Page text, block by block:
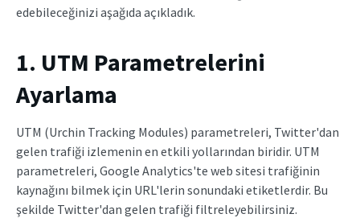
edebileceğinizi aşağıda açıkladık.
1. UTM Parametrelerini
Ayarlama
UTM (Urchin Tracking Modules) parametreleri, Twitter'dan
gelen trafiği izlemenin en etkili yollarından biridir. UTM
parametreleri, Google Analytics'te web sitesi trafiğinin
kaynağını bilmek için URL'lerin sonundaki etiketlerdir. Bu
şekilde Twitter'dan gelen trafiği filtreleyebilirsiniz.